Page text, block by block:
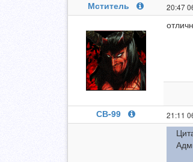
Мститель 20:47
СВ-99 21:11